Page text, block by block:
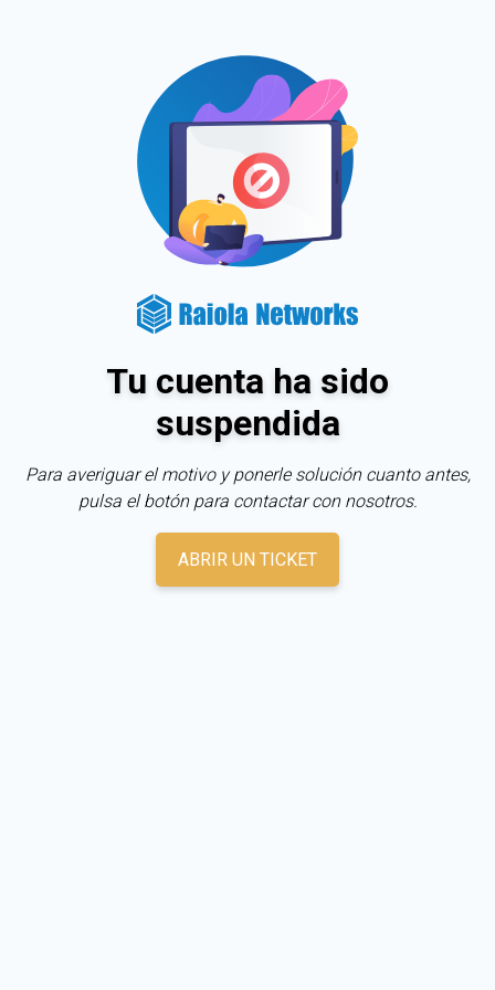
Tu cuenta ha sido
suspendida
Para averiguar el motivo y ponerle solución cuanto antes,
pulsa el botón para contactar con nosotros.
ABRIR UN TICKET